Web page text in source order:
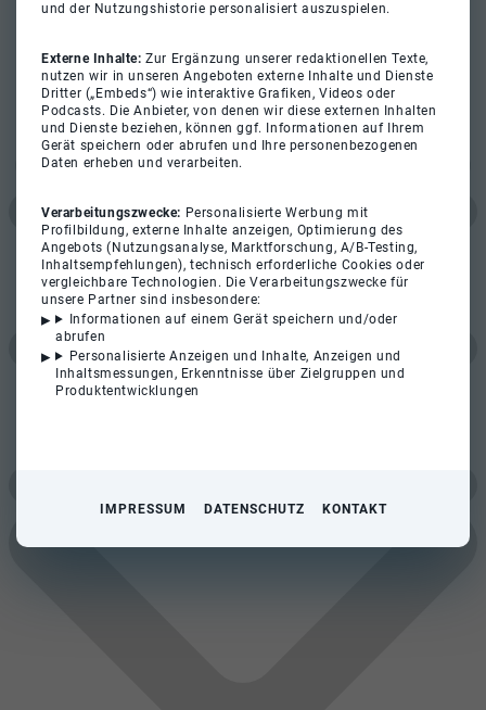
und der Nutzungshistorie personalisiert auszuspielen.
Externe Inhalte:Zur Ergänzung unserer redaktionellen Texte,
nutzen wir in unseren Angeboten externe Inhalte und Dienste
Dritter („Embeds“) wie interaktive Grafiken, Videos oder
Podcasts. Die Anbieter, von denen wir diese externen Inhalten
und Dienste beziehen, können ggf. Informationen auf Ihrem
Gerät speichern oder abrufen und Ihre personenbezogenen
Daten erheben und verarbeiten.
Verarbeitungszwecke: Personalisierte Werbung mit
Profilbildung, externe Inhalte anzeigen, Optimierung des
Angebots (Nutzungsanalyse, Marktforschung, A/B-Testing,
Inhaltsempfehlungen), technisch erforderliche Cookies oder
vergleichbare Technologien. Die Verarbeitungszwecke für
unsere Partner sind insbesondere:
Informationen auf einem Gerät speichern und/oder
abrufen
Personalisierte Anzeigen und Inhalte, Anzeigen und
Inhaltsmessungen, Erkenntnisse über Zielgruppen und
Produktentwicklungen
IMPRESSUM DATENSCHUTZ KONTAKT